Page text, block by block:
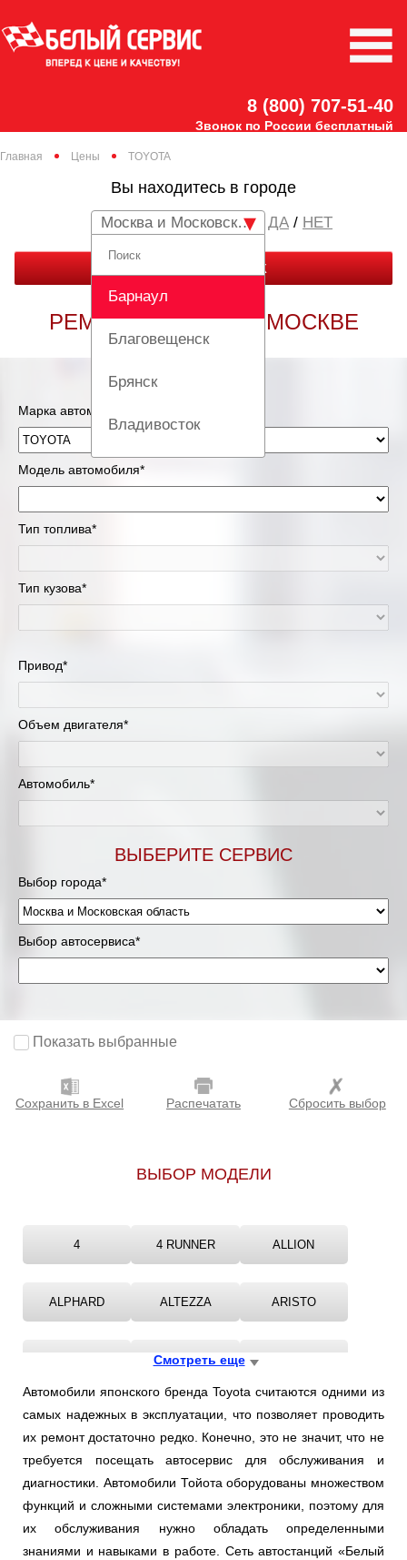
8 (800) 707-51-40
Звонок по России бесплатный
Главная Цены TOYOTA
Вы находитесь в городе
Москва и Московская область
Барнаул
Благовещенск
Брянск
Владивосток
Вологда
Екатеринбург
Красноярск
Липецк
Москва и Московская область
Мурманск
Нижневартовск
Нижний Новгород
Новосибирск
Оренбург
Ростов-на-Дону
Санкт-Петербург
Саратов
Солнцево
Тольятти
/ НЕТ
ЗАКАЗАТЬ ЗВОНОК
РЕМОНТ ТОЙОТА В МОСКВЕ
Марка автомобиля*
Модель автомобиля*
Тип топлива*
Тип кузова*
Привод*
Объем двигателя*
Автомобиль*
ВЫБЕРИТЕ СЕРВИС
Выбор города*
Выбор автосервиса*
Показать выбранные
Сохранить в Excel Распечатать Сбросить выбор
ВЫБОР МОДЕЛИ
4 4 RUNNER ALLION
ALPHARD ALTEZZA ARISTO
AVALON
AYGO BREVIS CALDINA
CARINA CAVALIER CELICA
Смотреть еще
Автомобили японского бренда Toyota считаются одними из
самых надежных в эксплуатации, что позволяет проводить
их ремонт достаточно редко. Конечно, это не значит, что не
требуется посещать автосервис для обслуживания и
диагностики. Автомобили Тойота оборудованы множеством
функций и сложными системами электроники, поэтому для
их обслуживания нужно обладать определенными
знаниями и навыками в работе. Сеть автостанций «Белый